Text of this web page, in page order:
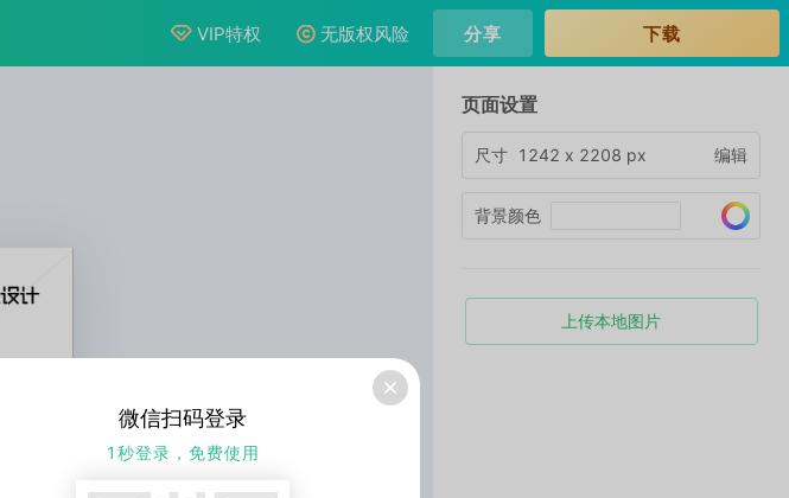
VIP特权 无版权风险 分享 下载
页面设置
尺寸 1242 x 2208 px 编辑
背景颜色
上传本地图片
微信扫码登录
1秒登录，免费使用